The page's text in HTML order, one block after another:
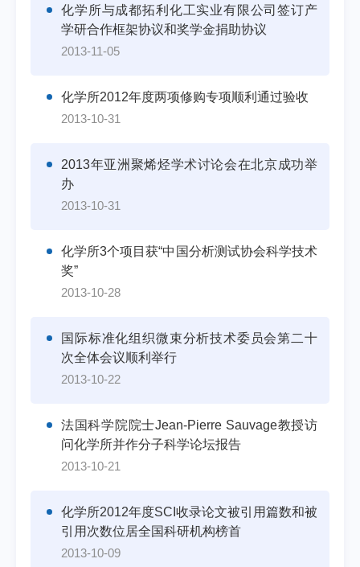
化学所与成都拓利化工实业有限公司签订产
学研合作框架协议和奖学金捐助协议
2013-11-05
化学所2012年度两项修购专项顺利通过验收
2013-10-31
2013年亚洲聚烯烃学术讨论会在北京成功举
办
2013-10-31
化学所3个项目获“中国分析测试协会科学技术
奖”
2013-10-28
国际标准化组织微束分析技术委员会第二十
次全体会议顺利举行
2013-10-22
法国科学院院士Jean-Pierre Sauvage教授访
问化学所并作分子科学论坛报告
2013-10-21
化学所2012年度SCI收录论文被引用篇数和被
引用次数位居全国科研机构榜首
2013-10-09